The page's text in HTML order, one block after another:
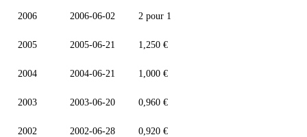
2006 2006-06-02 2 pour 1
2005 2005-06-21 1,250 €
2004 2004-06-21 1,000 €
2003 2003-06-20 0,960 €
2002 2002-06-28 0,920 €